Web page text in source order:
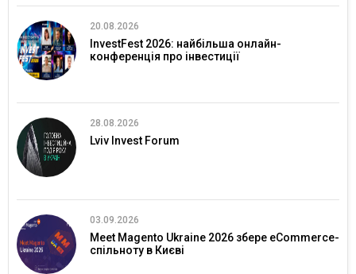
20.08.2026
InvestFest 2026: найбільша онлайн-
конференція про інвестиції
28.08.2026
Lviv Invest Forum
03.09.2026
Meet Magento Ukraine 2026 збере eCommerce-
спільноту в Києві